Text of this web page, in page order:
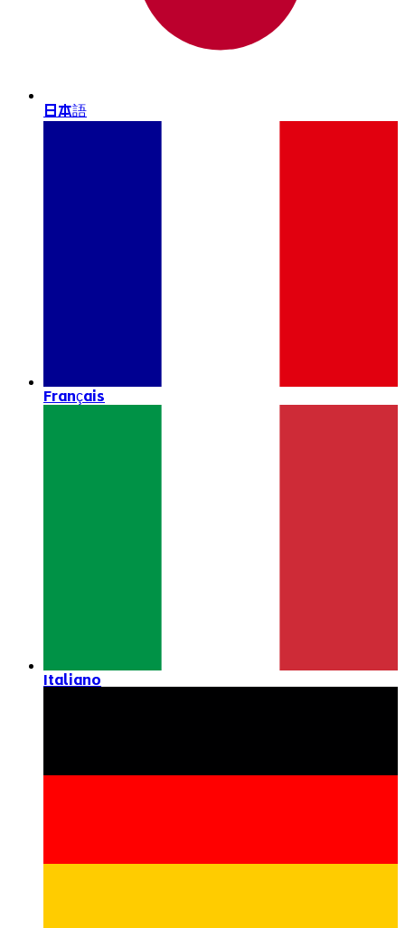
日本語
Français
Italiano